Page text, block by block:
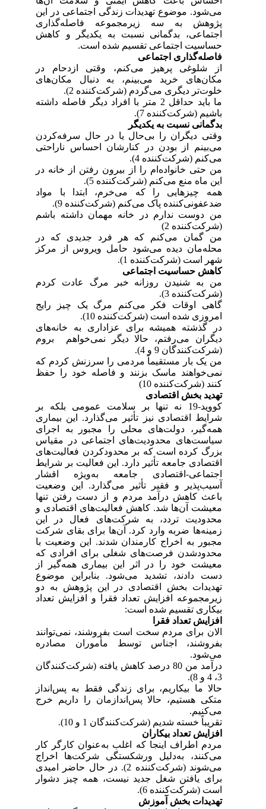
می‌شود. موضوع تهدیدات زندگی اجتماعی در این
پژوهش به سه زیرمجموعه فاصله‌گذاری
اجتماعی، بدگمانی نسبت به یکدیگر و کاهش
حساسیت اجتماعی تقسیم شده است.
فاصله‌گذاری اجتماعی
از شلوغی پرهیز می‌کنم، وقتی ازدحام در
مکان‌های خرید می‌بینم، به دنبال مکان‌های
خلوت‌تر دیگری می‌گردم (شرکت‌کننده 2).
ما باید حداقل 2 متر با افراد دیگر فاصله داشته
باشیم (شرکت‌کننده 7).
بدگمانی نسبت به یکدیگر
وقتی دیگران را بی‌حال یا در حال سرفه‌کردن
می‌بینم از بودن در کنارشان احساس ناراحتی
می‌کنم (شرکت‌کننده 4).
من حتی خانواده‌ام را از بیرون رفتن از خانه در
این ماه منع می‌کنم (شرکت‌کننده 5).
همه چیزهایی را که می‌خرم، ابتدا با مواد
ضدعفونی‌کننده پاک می‌کنم (شرکت‌کننده 9).
من دوست ندارم در خانه مهمان داشته باشم
(شرکت‌کننده 2)
من گمان می‌کنم که هر فرد جدیدی که در
محله‌مان دیده می‌شود حامل ویروس از مرکز
شهر است (شرکت‌کننده 1).
کاهش حساسیت اجتماعی
من به شنیدن روزانه خبر مرگ عادت کردم
(شرکت‌کننده 3).
گاهی اوقات فکر می‌کنم مرگ یک چیز رایج
امروزی شده است (شرکت‌کننده 10).
در گذشته همیشه برای عزاداری به خانه‌های
دیگران می‌رفتم، حالا دیگر نمی‌خواهم بروم
(شرکت‌کنندگان 9 و 4).
من یک بار مستقیماً مردمی را سرزنش کردم که
نمی‌خواهند ماسک بزنند و فاصله خود را حفظ
کنند (شرکت‌کننده 10)
تهدید بخش اقتصادی
کووید-19 نه تنها بر سلامت عمومی بلکه بر
شرایط اقتصادی نیز تأثیر می‌گذارد. این بیماری
همه‌گیر، دولت‌های محلی را مجبور به اجرای
سیاست‌های محدودیت‌های اجتماعی در مقیاس
بزرگ کرده است که بر محدودکردن فعالیت‌های
اقتصادی جامعه تأثیر دارد. این فعالیت بر شرایط
اجتماعی-اقتصادی جامعه به‌ویژه اقشار
آسیب‌پذیر و فقیر تأثیر می‌گذارد. این وضعیت
باعث کاهش درآمد مردم و از دست رفتن تنها
معیشت آن‌ها شد. کاهش فعالیت‌های اقتصادی و
محدودیت تردد، به شرکت‌های فعال در این
زمینه‌ها ضربه وارد کرد. آن‌ها برای بقای شرکت
مجبور به اخراج کارمندان شدند. این وضعیت با
محدودشدن فرصت‌های شغلی برای افرادی که
معیشت خود را در اثر این بیماری همه‌گیر از
دست دادند، تشدید می‌شود. بنابراین موضوع
تهدیدات بخش اقتصادی در این پژوهش به دو
زیرمجموعه افزایش تعداد فقرا و افزایش تعداد
بیکاری تقسیم شده است:
افزایش تعداد فقرا
الان برای مردم سخت است بفروشند، نمی‌توانند
بفروشند، اجناس توسط مأموران مصادره
می‌شود.
درآمد من 80 درصد کاهش یافته (شرکت‌کنندگان
حالا ما بیکاریم، برای زندگی فقط به پس‌انداز
متکی هستیم، حالا پس‌اندازمان را داریم خرج
می‌کنیم.
تقریباً خسته شدیم (شرکت‌کنندگان 1 و 10).
افزایش تعداد بیکاران
مردم اطراف اینجا که اغلب به‌عنوان کارگر کار
می‌کنند، به‌دلیل ورشکستگی شرکت‌ها اخراج
می‌شوند (شرکت‌کننده 2). در حال حاضر امیدی
برای یافتن شغل جدید نیست، همه چیز دشوار
است (شرکت‌کننده 6).
تهدیدات بخش آموزش